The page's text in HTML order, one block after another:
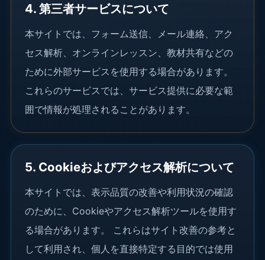
4. 第三者サービスについて
本サイトでは、フォーム送信、メール連絡、アク
セス解析、オンラインレッスン、教材共有などの
ために外部サービスを使用する場合があります。
これらのサービスでは、サービス提供に必要な範
囲で情報が処理されることがあります。
5. Cookieおよびアクセス解析について
本サイトでは、表示品質の改善や利用状況の確認
のために、Cookieやアクセス解析ツールを使用す
る場合があります。 これらはサイト改善の参考と
して利用され、個人を直接特定する目的では使用